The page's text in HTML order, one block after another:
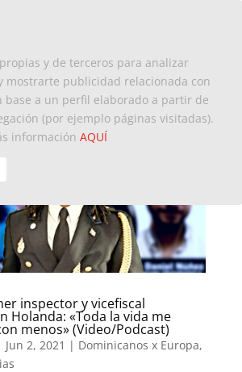
inspector y vicefiscal
Holanda: «Toda la vida me
menos» (Video/Podcast)
Jun 2, 2021 | Dominicanos x Europa,
y de terceros para analizar
mostrarte publicidad relacionada con
base a un perfil elaborado a partir de
(por ejemplo páginas visitadas).
información AQUÍ